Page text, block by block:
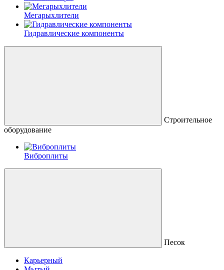
Мегарыхлители
Гидравлические компоненты
Строительное
оборудование
Виброплиты
Песок
Карьерный